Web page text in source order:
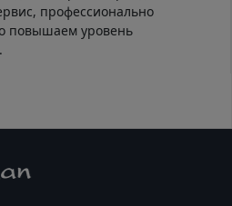
профессионально
повышаем уровень